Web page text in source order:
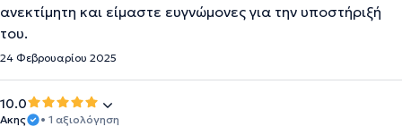
ανεκτίμητη και είμαστε ευγνώμονες για την υποστήριξή
του.
24 Φεβρουαρίου 2025
10.0
Aκης • 1 αξιολόγηση